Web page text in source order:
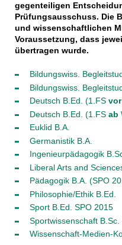
gegenteiligen
Prüfungsausschuss. Die
und wissenschaftlichen
Voraussetzung, dass
übertragen wurde.
Bildungswiss.
Bildungswiss.
Deutsch B.Ed. (1.FS vor
Deutsch B.Ed. (1.FS ab
Euklid B.A.
Germanistik B.A.
Ingenieurpädagogik
Liberal Arts and
Pädagogik B.A. (SPO
Philosophie/Ethik B.Ed.
Sport B.Ed. SPO 2015
Sportwissenschaft B.Sc.
Wissenschaft-Medien-